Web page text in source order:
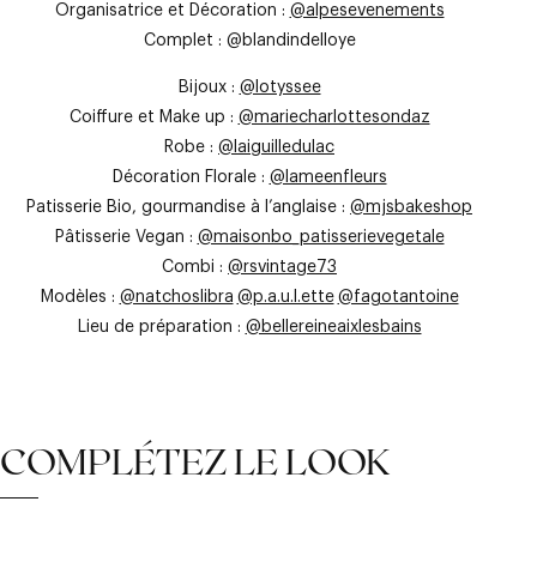
Organisatrice et Décoration : @alpesevenements
Complet : @blandindelloye
Bijoux : @lotyssee
Coiffure et Make up : @mariecharlottesondaz
Robe : @laiguilledulac
Décoration Florale : @lameenfleurs
Patisserie Bio, gourmandise à l’anglaise : @mjsbakeshop
Pâtisserie Vegan : @maisonbo_patisserievegetale
Combi : @rsvintage73
Modèles : @natchoslibra @p.a.u.l.ette @fagotantoine
Lieu de préparation : @bellereineaixlesbains
COMPLÉTEZ LE LOOK